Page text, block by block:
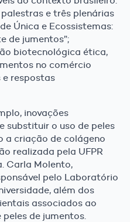
e três plenárias
Única e Ecossistemas:
de jumentos”;
biotecnológica ética,
no comércio
e respostas
inovações
substituir o uso de peles
a criação de colágeno
realizada pela UFPR
Carla Molento,
pelo Laboratório
além dos
associados ao
de jumentos.